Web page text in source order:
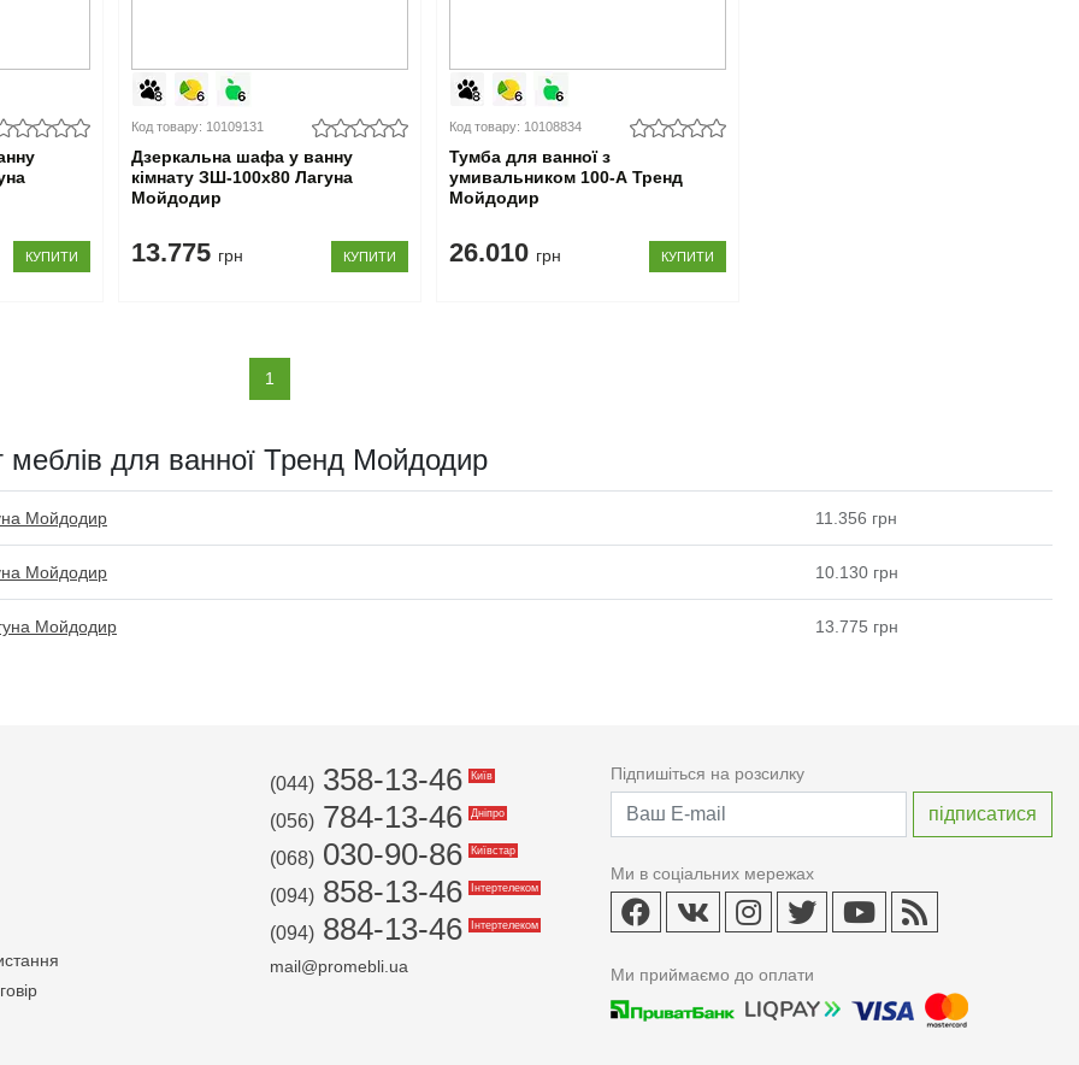
КУПИТИ
Код товару: 10109131
Дзеркальна шафа у ванну
кімнату ЗШ-100x80 Лагуна
Мойдодир
13.775 грн КУПИТИ
Код товару: 10108834
Тумба для ванної з
умивальником 100-А Тренд
Мойдодир
26.010 грн КУПИТИ
1
меблів для ванної Тренд Мойдодир
Мойдодир 11.356 грн
Мойдодир 10.130 грн
Мойдодир 13.775 грн
(044) 358-13-46 Київ
(056) 784-13-46 Дніпро
(068) 030-90-86 Київстар
(094) 858-13-46 Інтертелеком
(094) 884-13-46 Інтертелеком
mail@promebli.ua
Підпишіться на розсилку
Ми в соціальних мережах
Ми приймаємо до оплати